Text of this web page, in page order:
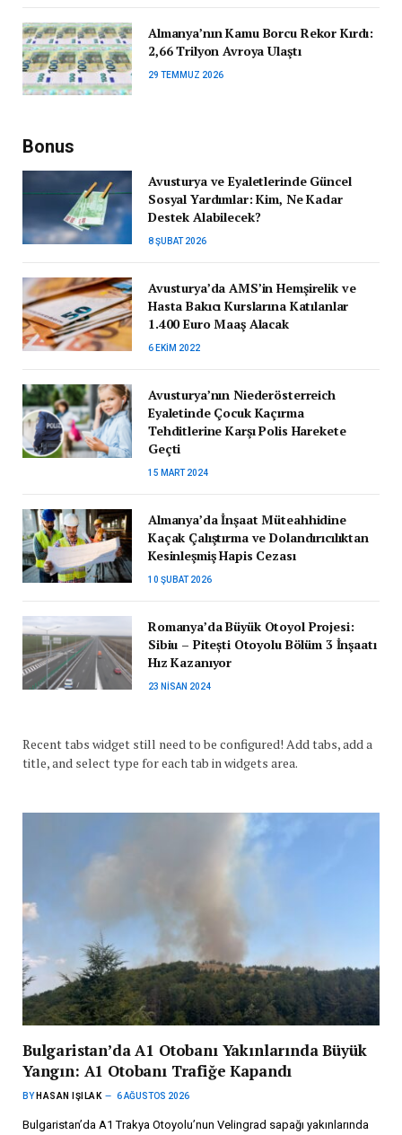
Almanya’nın Kamu Borcu Rekor Kırdı:
2,66 Trilyon Avroya Ulaştı
29 TEMMUZ 2026
Bonus
Avusturya ve Eyaletlerinde Güncel
Sosyal Yardımlar: Kim, Ne Kadar
Destek Alabilecek?
8 ŞUBAT 2026
Avusturya’da AMS’in Hemşirelik ve
Hasta Bakıcı Kurslarına Katılanlar
1.400 Euro Maaş Alacak
6 EKIM 2022
Avusturya’nın Niederösterreich
Eyaletinde Çocuk Kaçırma
Tehditlerine Karşı Polis Harekete
Geçti
15 MART 2024
Almanya’da İnşaat Müteahhidine
Kaçak Çalıştırma ve Dolandırıcılıktan
Kesinleşmiş Hapis Cezası
10 ŞUBAT 2026
Romanya’da Büyük Otoyol Projesi:
Sibiu – Pitești Otoyolu Bölüm 3 İnşaatı
Hız Kazanıyor
23 NISAN 2024
Recent tabs widget still need to be configured! Add tabs, add a
title, and select type for each tab in widgets area.
Bulgaristan’da A1 Otobanı Yakınlarında Büyük
Yangın: A1 Otobanı Trafiğe Kapandı
BY HASAN IŞILAK 6 AĞUSTOS 2026
Bulgaristan’da A1 Trakya Otoyolu’nun Velingrad sapağı yakınlarında